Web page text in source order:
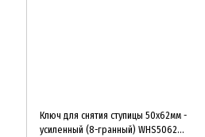
Ключ для снятия ступицы 50x62мм -
уcилeнный (8-гpaнный) WHS5062